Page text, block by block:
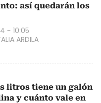
así quedarán los
- 10:05
ARDILA
litros tiene un galón
y cuánto vale en